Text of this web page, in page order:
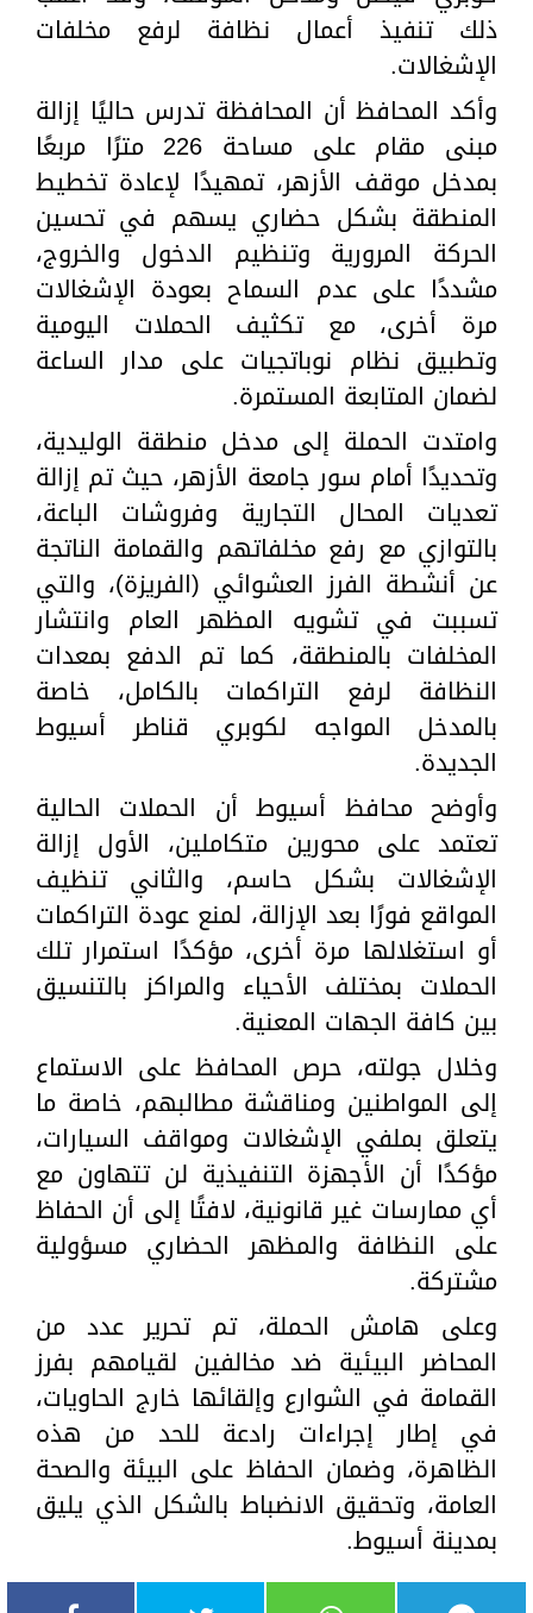
ذلك تنفيذ أعمال نظافة لرفع مخلفات
الإشغالات.
وأكد المحافظ أن المحافظة تدرس حاليًا إزالة
مبنى مقام على مساحة 226 مترًا مربعًا
بمدخل موقف الأزهر، تمهيدًا لإعادة تخطيط
المنطقة بشكل حضاري يسهم في تحسين
الحركة المرورية وتنظيم الدخول والخروج،
مشددًا على عدم السماح بعودة الإشغالات
مرة أخرى، مع تكثيف الحملات اليومية
وتطبيق نظام نوباتجيات على مدار الساعة
لضمان المتابعة المستمرة.
وامتدت الحملة إلى مدخل منطقة الوليدية،
وتحديدًا أمام سور جامعة الأزهر، حيث تم إزالة
تعديات المحال التجارية وفروشات الباعة،
بالتوازي مع رفع مخلفاتهم والقمامة الناتجة
عن أنشطة الفرز العشوائي (الفريزة)، والتي
تسببت في تشويه المظهر العام وانتشار
المخلفات بالمنطقة، كما تم الدفع بمعدات
النظافة لرفع التراكمات بالكامل، خاصة
بالمدخل المواجه لكوبري قناطر أسيوط
الجديدة.
وأوضح محافظ أسيوط أن الحملات الحالية
تعتمد على محورين متكاملين، الأول إزالة
الإشغالات بشكل حاسم، والثاني تنظيف
المواقع فورًا بعد الإزالة، لمنع عودة التراكمات
أو استغلالها مرة أخرى، مؤكدًا استمرار تلك
الحملات بمختلف الأحياء والمراكز بالتنسيق
بين كافة الجهات المعنية.
وخلال جولته، حرص المحافظ على الاستماع
إلى المواطنين ومناقشة مطالبهم، خاصة ما
يتعلق بملفي الإشغالات ومواقف السيارات،
مؤكدًا أن الأجهزة التنفيذية لن تتهاون مع
أي ممارسات غير قانونية، لافتًا إلى أن الحفاظ
على النظافة والمظهر الحضاري مسؤولية
مشتركة.
وعلى هامش الحملة، تم تحرير عدد من
المحاضر البيئية ضد مخالفين لقيامهم بفرز
القمامة في الشوارع وإلقائها خارج الحاويات،
في إطار إجراءات رادعة للحد من هذه
الظاهرة، وضمان الحفاظ على البيئة والصحة
العامة، وتحقيق الانضباط بالشكل الذي يليق
بمدينة أسيوط.